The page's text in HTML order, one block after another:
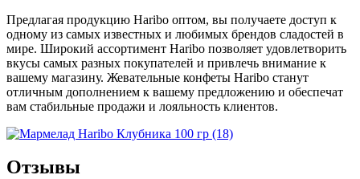
Предлагая продукцию Haribo оптом, вы получаете доступ к
одному из самых известных и любимых брендов сладостей в
мире. Широкий ассортимент Haribo позволяет удовлетворить
вкусы самых разных покупателей и привлечь внимание к
вашему магазину. Жевательные конфеты Haribo станут
отличным дополнением к вашему предложению и обеспечат
вам стабильные продажи и лояльность клиентов.
Отзывы